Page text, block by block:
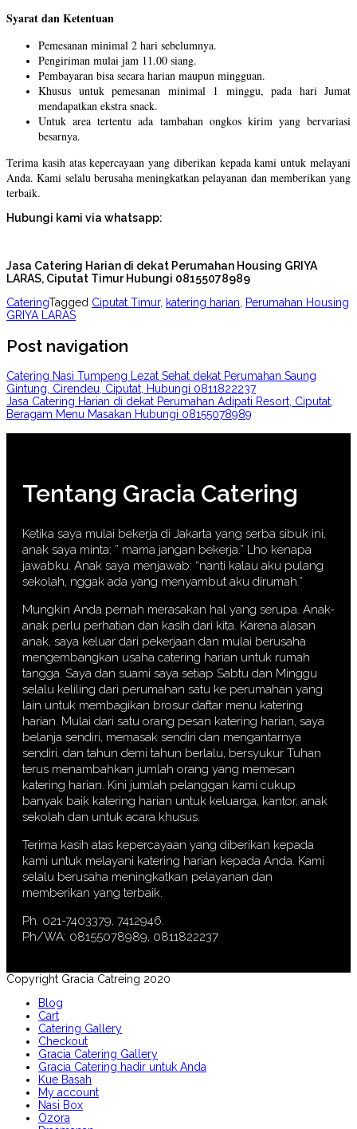
Syarat dan Ketentuan
Pemesanan minimal 2 hari sebelumnya.
Pengiriman mulai jam 11.00 siang.
Pembayaran bisa secara harian maupun mingguan.
Khusus untuk pemesanan minimal 1 minggu, pada hari Jumat
mendapatkan ekstra snack.
Untuk area tertentu ada tambahan ongkos kirim yang bervariasi
besarnya.
Terima kasih atas kepercayaan yang diberikan kepada kami untuk melayani
Anda. Kami selalu berusaha meningkatkan pelayanan dan memberikan yang
terbaik.
Hubungi kami via whatsapp:
Jasa Catering Harian di dekat Perumahan Housing GRIYA
LARAS, Ciputat Timur Hubungi 08155078989
CateringTagged Ciputat Timur, katering harian, Perumahan Housing
GRIYA LARAS
Post navigation
Catering Nasi Tumpeng Lezat Sehat dekat Perumahan Saung
Gintung, Cirendeu, Ciputat, Hubungi 0811822237
Jasa Catering Harian di dekat Perumahan Adipati Resort, Ciputat,
Beragam Menu Masakan Hubungi 08155078989
Tentang Gracia Catering
Ketika saya mulai bekerja di Jakarta yang serba sibuk ini,
anak saya minta: ” mama jangan bekerja.” Lho kenapa
jawabku. Anak saya menjawab: “nanti kalau aku pulang
sekolah, nggak ada yang menyambut aku dirumah.”
Mungkin Anda pernah merasakan hal yang serupa. Anak-
anak perlu perhatian dan kasih dari kita. Karena alasan
anak, saya keluar dari pekerjaan dan mulai berusaha
mengembangkan usaha catering harian untuk rumah
tangga. Saya dan suami saya setiap Sabtu dan Minggu
selalu keliling dari perumahan satu ke perumahan yang
lain untuk membagikan brosur daftar menu katering
harian. Mulai dari satu orang pesan katering harian, saya
belanja sendiri, memasak sendiri dan mengantarnya
sendiri. dan tahun demi tahun berlalu, bersyukur Tuhan
terus menambahkan jumlah orang yang memesan
katering harian. Kini jumlah pelanggan kami cukup
banyak baik katering harian untuk keluarga, kantor, anak
sekolah dan untuk acara khusus.
Terima kasih atas kepercayaan yang diberikan kepada
kami untuk melayani katering harian kepada Anda. Kami
selalu berusaha meningkatkan pelayanan dan
memberikan yang terbaik.
Ph. 021-7403379, 7412946.
Ph/WA: 08155078989, 0811822237
Copyright Gracia Catreing 2020
Blog
Cart
Catering Gallery
Checkout
Gracia Catering Gallery
Gracia Catering hadir untuk Anda
Kue Basah
My account
Nasi Box
Ozora